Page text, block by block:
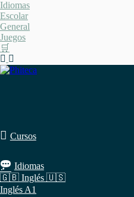
Saltar
al
contenido
Idiomas
Escolar
General
Juegos
🛒
Cursos
Idiomas
🇬🇧 Inglés 🇺🇸
Inglés A1